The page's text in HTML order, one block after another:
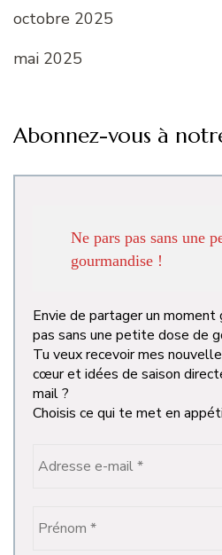
octobre 2025
mai 2025
Abonnez-vous à
Ne pars pas sans une
gourmandise !
Envie de partager un moment
pas sans une petite dose de
Tu veux recevoir mes
cœur et idées de saison
mail ?
Choisis ce qui te met en